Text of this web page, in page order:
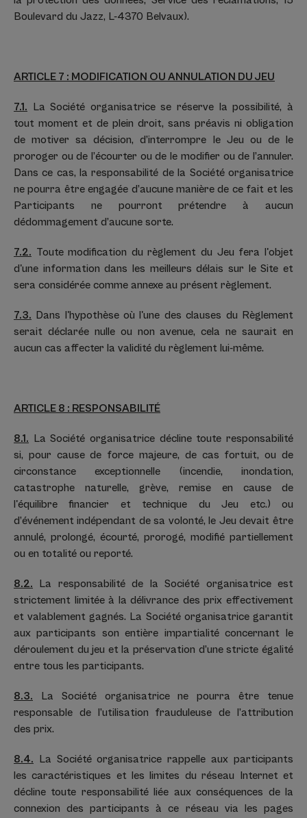
Boulevard du Jazz, L-4370 Belvaux).
ARTICLE 7 : MODIFICATION OU ANNULATION DU JEU
7.1. La Société organisatrice se réserve la possibilité, à
tout moment et de plein droit, sans préavis ni obligation
de motiver sa décision, d’interrompre le Jeu ou de le
proroger ou de l’écourter ou de le modifier ou de l’annuler.
Dans ce cas, la responsabilité de la Société organisatrice
ne pourra être engagée d’aucune manière de ce fait et les
Participants ne pourront prétendre à aucun
dédommagement d’aucune sorte.
7.2. Toute modification du règlement du Jeu fera l'objet
d'une information dans les meilleurs délais sur le Site et
sera considérée comme annexe au présent règlement.
7.3. Dans l'hypothèse où l'une des clauses du Règlement
serait déclarée nulle ou non avenue, cela ne saurait en
aucun cas affecter la validité du règlement lui-même.
ARTICLE 8 : RESPONSABILITÉ
8.1. La Société organisatrice décline toute responsabilité
si, pour cause de force majeure, de cas fortuit, ou de
circonstance exceptionnelle (incendie, inondation,
catastrophe naturelle, grève, remise en cause de
l'équilibre financier et technique du Jeu etc.) ou
d’événement indépendant de sa volonté, le Jeu devait être
annulé, prolongé, écourté, prorogé, modifié partiellement
ou en totalité ou reporté.
8.2. La responsabilité de la Société organisatrice est
strictement limitée à la délivrance des prix effectivement
et valablement gagnés. La Société organisatrice garantit
aux participants son entière impartialité concernant le
déroulement du jeu et la préservation d’une stricte égalité
entre tous les participants.
8.3. La Société organisatrice ne pourra être tenue
responsable de l’utilisation frauduleuse de l’attribution
des prix.
8.4. La Société organisatrice rappelle aux participants
les caractéristiques et les limites du réseau Internet et
décline toute responsabilité liée aux conséquences de la
connexion des participants à ce réseau via les pages